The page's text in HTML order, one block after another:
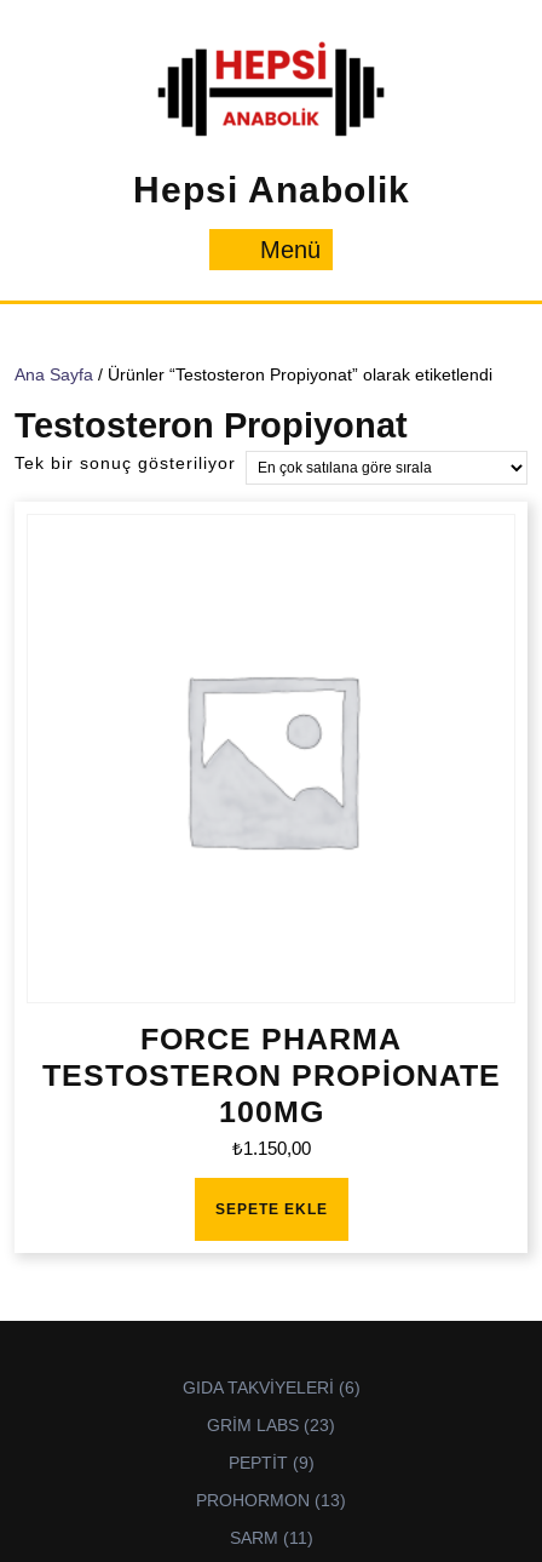
Hepsi Anabolik
Menü
Ana Sayfa / Ürünler “Testosteron Propiyonat” olarak etiketlendi
Testosteron Propiyonat
Tek bir sonuç gösteriliyor
FORCE PHARMA
TESTOSTERON PROPİONATE
100MG
₺1.150,00
SEPETE EKLE
GIDA TAKVİYELERİ 66
GRİM LABS 2323
PEPTİT 99
PROHORMON 1313
SARM 1111